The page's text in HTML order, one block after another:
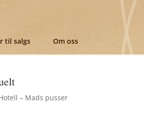
til salgs Om oss
– Mads pusser